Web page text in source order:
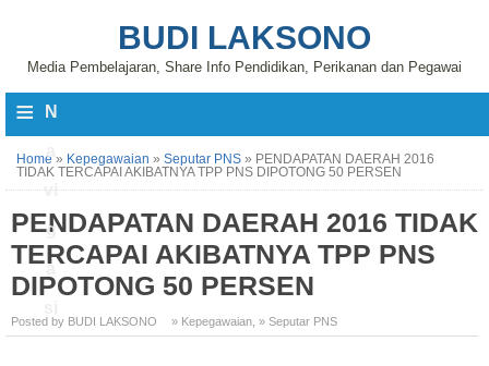
BUDI LAKSONO
Media Pembelajaran, Share Info Pendidikan, Perikanan dan Pegawai
≡ N
vi
g
a
Home » Kepegawaian » Seputar PNS » PENDAPATAN DAERAH 2016
TIDAK TERCAPAI AKIBATNYA TPP PNS DIPOTONG 50 PERSEN
PENDAPATAN DAERAH 2016 TIDAK
TERCAPAI AKIBATNYA TPP PNS
DIPOTONG 50 PERSEN
Posted by BUDI LAKSONO » Kepegawaian » Seputar PNS